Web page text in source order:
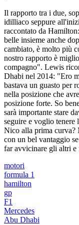
Il rapporto tra i due,
idilliaco seppure
raccontato da
belle insieme anche
cambiato, è molto più
nostro rapporto è
compagno". Lewis
Dhabi nel 2014: "Ero
bastava un guasto per
nella posizione che
posizione forte. So
sarà importante stare
seguire e voglio
Nico alla prima curva?
con un bel vantaggio
far avvicinare gli altri
motori
formula 1
hamilton
gp
F1
Mercedes
Abu Dhabi